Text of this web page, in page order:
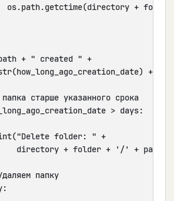
os.path.getctime(directory +
+ " created " +
+ "
старше указанного срока
> days:
folder: " +
directory + folder + '/' + path)
папку